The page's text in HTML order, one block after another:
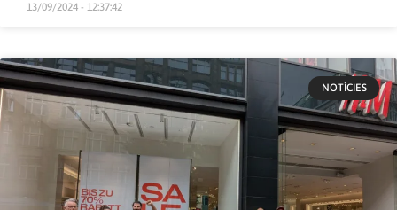
13/09/2024 - 12:37:42
NOTÍCIES